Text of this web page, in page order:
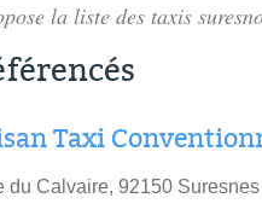
la liste des taxis
Taxi
du Calvaire, 92150 Suresnes